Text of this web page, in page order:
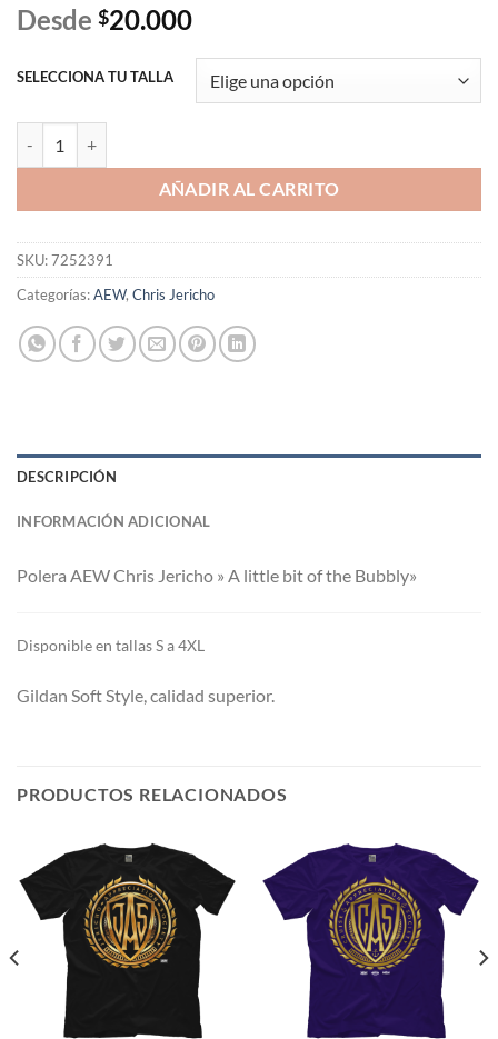
Desde $20.000
SELECCIONA TU TALLA
AÑADIR AL CARRITO
SKU:7252391
Categorías:AEW, Chris Jericho
DESCRIPCIÓN
INFORMACIÓN ADICIONAL
Polera AEW Chris Jericho » A little bit of the Bubbly»
Disponible en tallas S a 4XL
Gildan Soft Style, calidad superior.
PRODUCTOS RELACIONADOS